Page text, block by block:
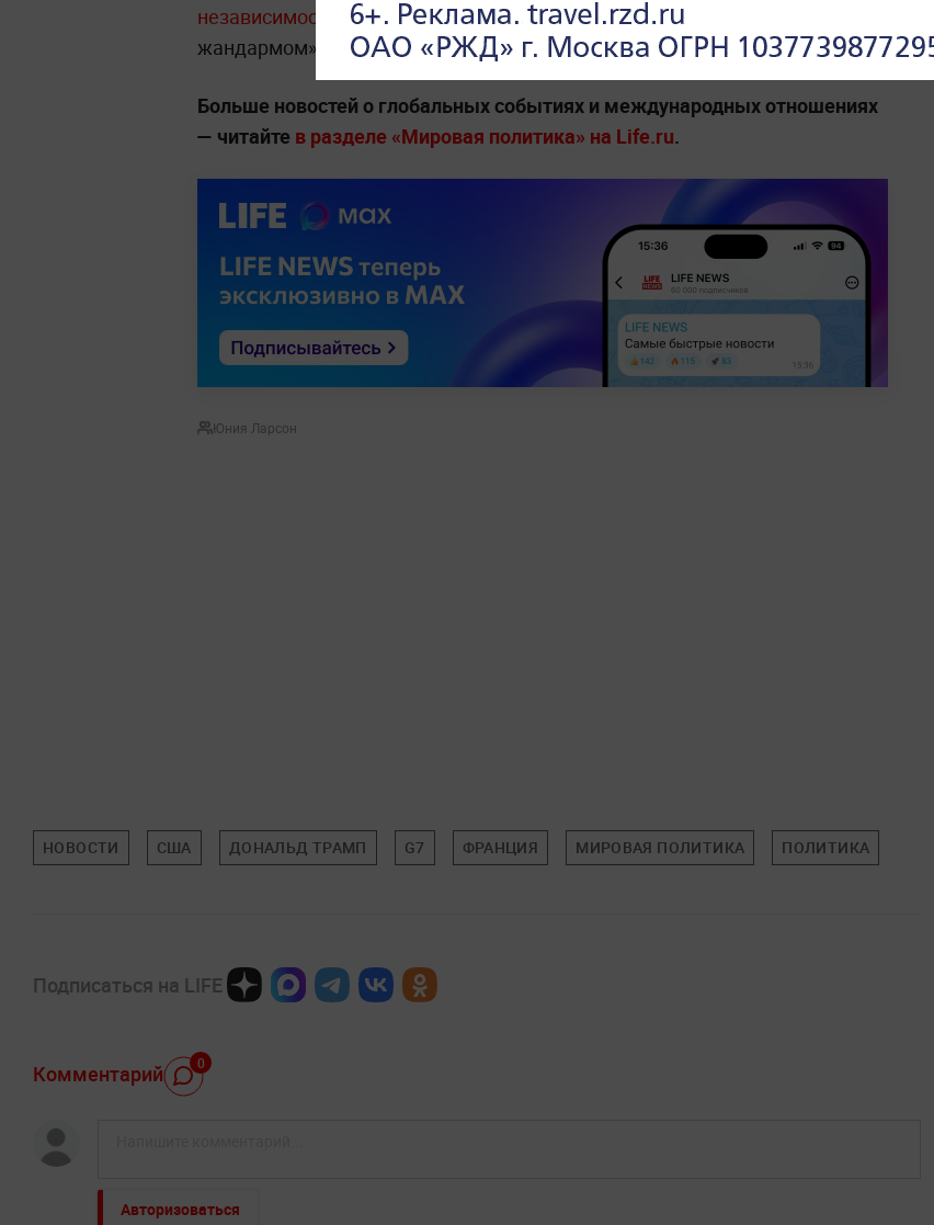
независимости
. Он подчеркнул, что «США не могут быть мировым
жандармом», а Европа должна «стоять на своих ногах».
Больше новостей о глобальных событиях и международных отношениях
— читайте в разделе «Мировая политика» на Life.ru.
Юния Ларсон
НОВОСТИ США ДОНАЛЬД ТРАМП G7 ФРАНЦИЯ МИРОВАЯ ПОЛИТИКА ПОЛИТИКА
Подписаться на LIFE
Комментарий 0
Авторизоваться